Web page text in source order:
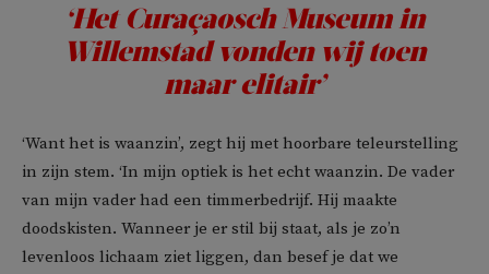
‘Het Curaçaosch Museum in
Willemstad vonden wij toen
maar elitair’
‘Want het is waanzin’, zegt hij met hoorbare teleurstelling
in zijn stem. ‘In mijn optiek is het echt waanzin. De vader
van mijn vader had een timmerbedrijf. Hij maakte
doodskisten. Wanneer je er stil bij staat, als je zo’n
levenloos lichaam ziet liggen, dan besef je dat we